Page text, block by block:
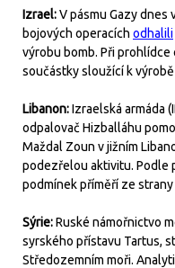
Izrael:V pásmu Gazy dnes
bojových operacích odhalili
výrobu bomb. Při prohlídce
součástky sloužící k
Libanon:Izraelská armáda
odpalovač Hizballáhu
Maždal Zoun v jižním
podezřelou aktivitu. Podle
podmínek příměří ze
Sýrie:Ruské námořnictvo
syrského přístavu Tartus,
Středozemním moři.